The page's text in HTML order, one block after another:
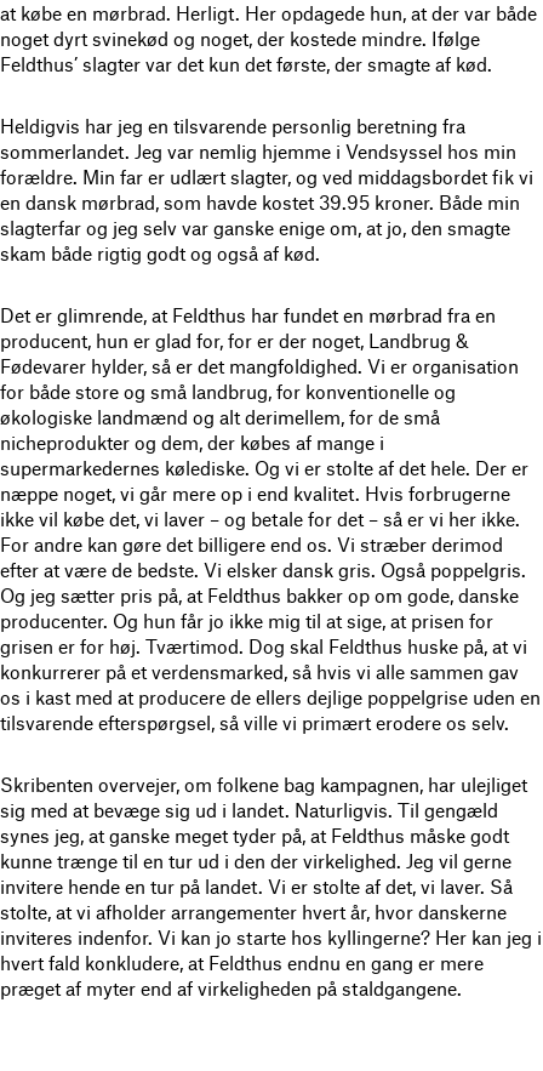
at købe en mørbrad. Herligt. Her opdagede hun, at der var både
noget dyrt svinekød og noget, der kostede mindre. Ifølge
Feldthus’ slagter var det kun det første, der smagte af kød.
Heldigvis har jeg en tilsvarende personlig beretning fra
sommerlandet. Jeg var nemlig hjemme i Vendsyssel hos min
forældre. Min far er udlært slagter, og ved middagsbordet fik vi
en dansk mørbrad, som havde kostet 39.95 kroner. Både min
slagterfar og jeg selv var ganske enige om, at jo, den smagte
skam både rigtig godt og også af kød.
Det er glimrende, at Feldthus har fundet en mørbrad fra en
producent, hun er glad for, for er der noget, Landbrug &
Fødevarer hylder, så er det mangfoldighed. Vi er organisation
for både store og små landbrug, for konventionelle og
økologiske landmænd og alt derimellem, for de små
nicheprodukter og dem, der købes af mange i
supermarkedernes kølediske. Og vi er stolte af det hele. Der er
næppe noget, vi går mere op i end kvalitet. Hvis forbrugerne
ikke vil købe det, vi laver – og betale for det – så er vi her ikke.
For andre kan gøre det billigere end os. Vi stræber derimod
efter at være de bedste. Vi elsker dansk gris. Også poppelgris.
Og jeg sætter pris på, at Feldthus bakker op om gode, danske
producenter. Og hun får jo ikke mig til at sige, at prisen for
grisen er for høj. Tværtimod. Dog skal Feldthus huske på, at vi
konkurrerer på et verdensmarked, så hvis vi alle sammen gav
os i kast med at producere de ellers dejlige poppelgrise uden en
tilsvarende efterspørgsel, så ville vi primært erodere os selv.
Skribenten overvejer, om folkene bag kampagnen, har ulejliget
sig med at bevæge sig ud i landet. Naturligvis. Til gengæld
synes jeg, at ganske meget tyder på, at Feldthus måske godt
kunne trænge til en tur ud i den der virkelighed. Jeg vil gerne
invitere hende en tur på landet. Vi er stolte af det, vi laver. Så
stolte, at vi afholder arrangementer hvert år, hvor danskerne
inviteres indenfor. Vi kan jo starte hos kyllingerne? Her kan jeg i
hvert fald konkludere, at Feldthus endnu en gang er mere
præget af myter end af virkeligheden på staldgangene.